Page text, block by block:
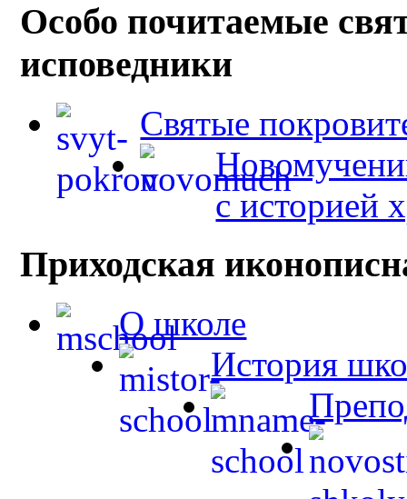
Особо почитаемые
исповедники
Святые
с историей
Приходская
О школе
История